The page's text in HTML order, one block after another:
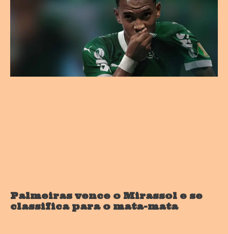
Palmeiras vence o Mirassol e se
classifica para o mata-mata